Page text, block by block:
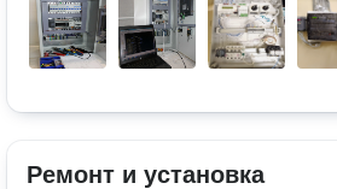
Ремонт и установка